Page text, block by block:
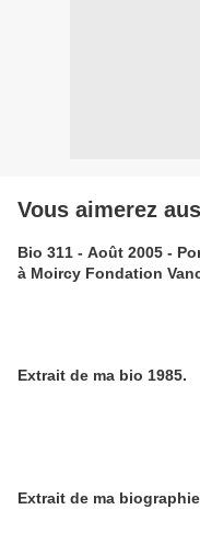
Vous aimerez
Bio 311 - Août 2005 -
à Moircy Fondation
Extrait de ma bio 1985.
Extrait de ma